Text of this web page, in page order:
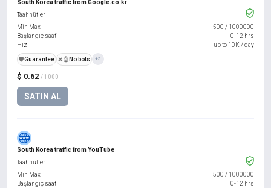
South Korea traffic from Google.co.kr
$ 0.62 / 1000
SATIN AL
Taahhütler
Min Max
500 / 1000000
Başlangıç saati
0-12 hrs
Hız
up to 10K / day
️🛡️Guarantee ❌🤖 No bots +5
South Korea traffic from YouTube
Taahhütler
Min Max
500 / 1000000
Başlangıç saati
0-12 hrs